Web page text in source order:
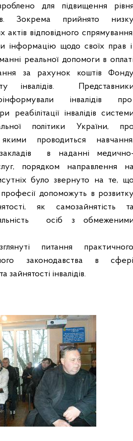
для підвищення
Зокрема прийнято
відповідного
інформацію щодо своїх прав і
реальної допомоги в
за рахунок коштів
інвалідів.
інвалідів про
реабілітації інвалідів
політики України,
проводиться
в наданні
порядком направлення
було звернуто на те,
допоможуть в
як самозайнятість
осіб з
питання
законодавства в
зайнятості інвалідів.